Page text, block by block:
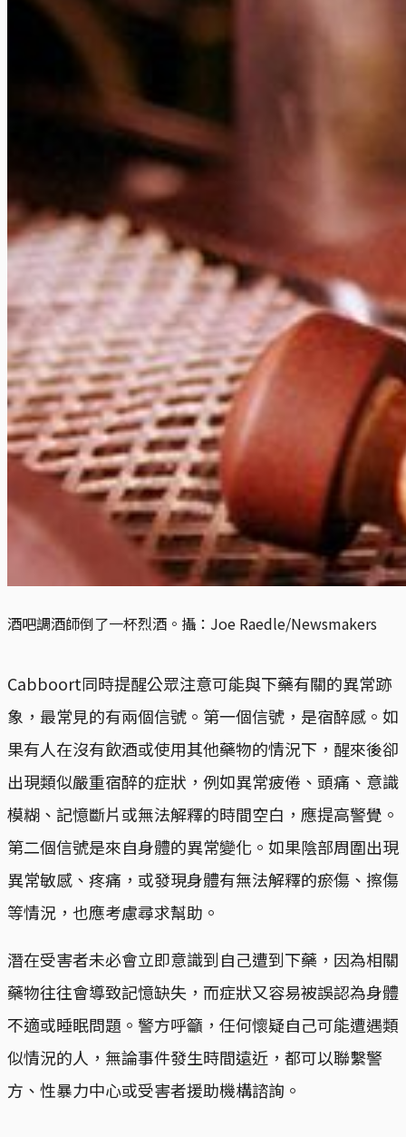
酒吧調酒師倒了一杯烈酒。攝：Joe Raedle/Newsmakers
Cabboort同時提醒公眾注意可能與下藥有關的異常跡
象，最常見的有兩個信號。第一個信號，是宿醉感。如
果有人在沒有飲酒或使用其他藥物的情況下，醒來後卻
出現類似嚴重宿醉的症狀，例如異常疲倦、頭痛、意識
模糊、記憶斷片或無法解釋的時間空白，應提高警覺。
第二個信號是來自身體的異常變化。如果陰部周圍出現
異常敏感、疼痛，或發現身體有無法解釋的瘀傷、擦傷
等情況，也應考慮尋求幫助。
潛在受害者未必會立即意識到自己遭到下藥，因為相關
藥物往往會導致記憶缺失，而症狀又容易被誤認為身體
不適或睡眠問題。警方呼籲，任何懷疑自己可能遭遇類
似情況的人，無論事件發生時間遠近，都可以聯繫警
方、性暴力中心或受害者援助機構諮詢。